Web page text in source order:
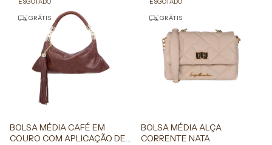
ESGOTADO
GRÁTIS
BOLSA MÉDIA CAFÉ EM
COURO COM APLICAÇÃO DE
ESGOTADO
GRÁTIS
BOLSA MÉDIA ALÇA
CORRENTE NATA